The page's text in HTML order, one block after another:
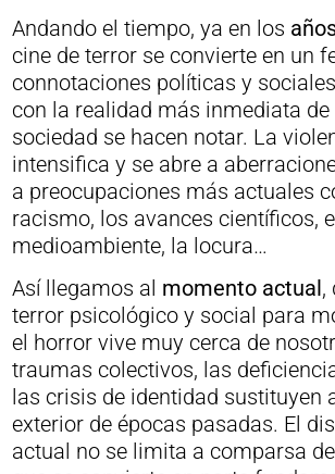
Andando el tiempo, ya en los
cine de terror se convierte en un
connotaciones políticas y
con la realidad más inmediata de
sociedad se hacen notar. La
intensifica y se abre a
a preocupaciones más actuales
racismo, los avances científicos,
medioambiente, la locura…
Así llegamos al momento actual,
terror psicológico y social para
el horror vive muy cerca de
traumas colectivos, las
las crisis de identidad sustituyen
exterior de épocas pasadas. El
actual no se limita a comparsa